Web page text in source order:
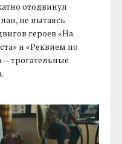
отодвинул
не пытаясь
героев «На
и «Реквием по
трогательные